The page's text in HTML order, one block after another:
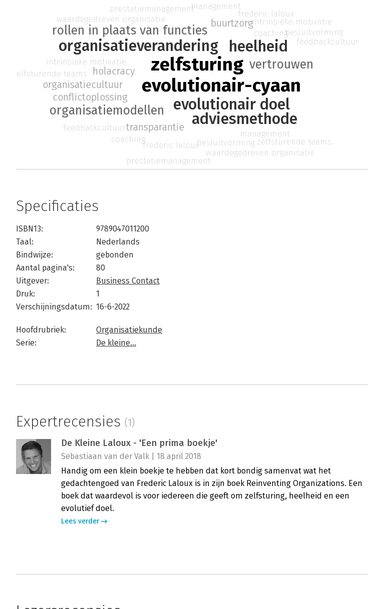
zelfsturing
evolutionair-cyaan
evolutionair doel
organisatieverandering
adviesmethode
heelheid
rollen in plaats van functies
organisatiemodellen
vertrouwen
holacracy
transparantie
conflictoplossing
organisatiecultuur
buurtzorg
coaching
management
intrinsieke motivatie
besluitvorming
frederic laloux
feedbackcultuur
zelfsturende teams
waardegedreven organisatie
prestatiemanagement
coaching
management
intrinsieke motivatie
besluitvorming
frederic laloux
feedbackcultuur
zelfsturende teams
waardegedreven organisatie
prestatiemanagement
Specificaties
ISBN13:
9789047011200
Taal:
Nederlands
Bindwijze:
gebonden
Aantal pagina's:
80
Uitgever:
Business Contact
Druk:
1
Verschijningsdatum: 16-6-2022
Hoofdrubriek:
Organisatiekunde
Serie:
De kleine...
Expertrecensies (1)
De Kleine Laloux - 'Een prima boekje'
Sebastiaan van der Valk | 18 april 2018
Handig om een klein boekje te hebben dat kort bondig samenvat wat het
gedachtengoed van Frederic Laloux is in zijn boek Reinventing Organizations. Een
boek dat waardevol is voor iedereen die geeft om zelfsturing, heelheid en een
evolutief doel.
Lees verder